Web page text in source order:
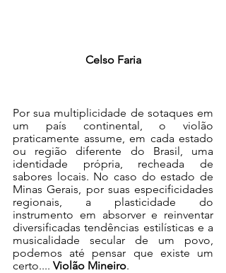
Celso Faria
Por sua multiplicidade de sotaques em
um país continental, o violão
praticamente assume, em cada estado
ou região diferente do Brasil, uma
identidade própria, recheada de
sabores locais. No caso do estado de
Minas Gerais, por suas especificidades
regionais, a plasticidade do
instrumento em absorver e reinventar
diversificadas tendências estilísticas e a
musicalidade secular de um povo,
podemos até pensar que existe um
certo.... Violão Mineiro.